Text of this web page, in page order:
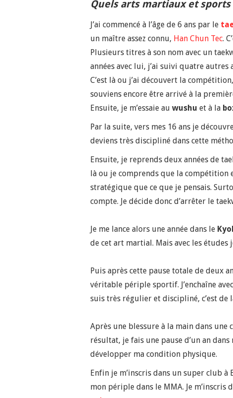
Quels arts martiaux et
J’ai commencé à l’âge de 6 ans par le
un maître assez connu, Han Chun Tec.
Plusieurs titres à son nom avec un
années avec lui, j’ai suivi quatre
C’est là ou j’ai découvert la
souviens encore être arrivé à la
Ensuite, je m’essaie au wushu et à la
Par la suite, vers mes 16 ans je
deviens très discipliné dans cette
Ensuite, je reprends deux années de
là ou je comprends que la
stratégique que ce que je pensais.
compte. Je décide donc d’arrêter le
Je me lance alors une année dans le
de cet art martial. Mais avec les
Puis après cette pause totale de deux
véritable périple sportif. J’enchaîne
suis très régulier et discipliné, c’est
Après une blessure à la main dans
résultat, je fais une pause d’un an
développer ma condition physique.
Enfin je m’inscris dans un super club à
mon périple dans le MMA. Je m’inscris